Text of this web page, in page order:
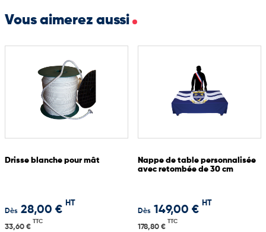
Vous aimerez aussi
Drisse blanche pour mât
Dès 28,00 €
HT
33,60 €
TTC
Nappe de table personnalisée
avec retombée de 30 cm
Dès 149,00 €
HT
178,80 €
TTC